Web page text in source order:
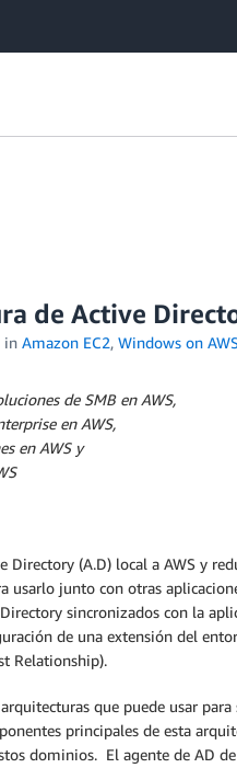
de Active
in Amazon EC2, Windows on
de SMB en AWS,
en AWS,
en AWS y
Directory (A.D) local a AWS y
usarlo junto con otras
sincronizados con la
de una extensión del
Relationship).
que puede usar
principales de esta
dominios. El agente de AD